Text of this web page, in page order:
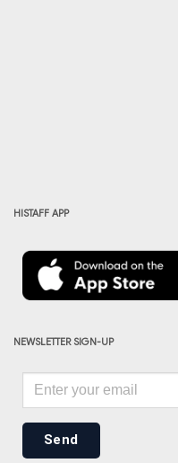
HISTAFF APP
NEWSLETTER SIGN-UP
Send